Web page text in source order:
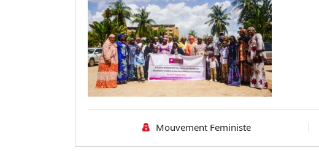
Mouvement Feministe